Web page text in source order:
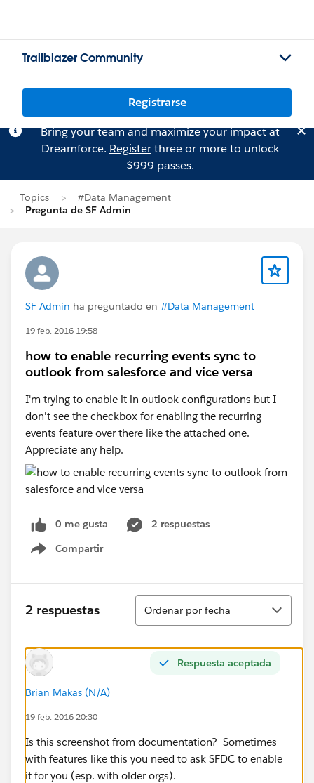
Trailblazer Community
Registrarse
Bring your team and maximize your impact at
Dreamforce. Registerthree or more to unlock
$999 passes.
Topics
#Data Management
Pregunta de SF Admin
SF Admin ha preguntado en #Data Management
19 feb. 2016 19:58
how to enable recurring events sync to
outlook from salesforce and vice versa
I'm trying to enable it in outlook configurations but I
don't see the checkbox for enabling the recurring
events feature over there like the attached one.
Appreciate any help.
0 me gusta
2 respuestas
Compartir
Show menu
2 respuestas
Ordenar
Ordenar por fecha
Respuesta aceptada
Brian Makas (N/A)
19 feb. 2016 20:30
Is this screenshot from documentation? Sometimes
with features like this you need to ask SFDC to enable
it for you (esp. with older orgs).